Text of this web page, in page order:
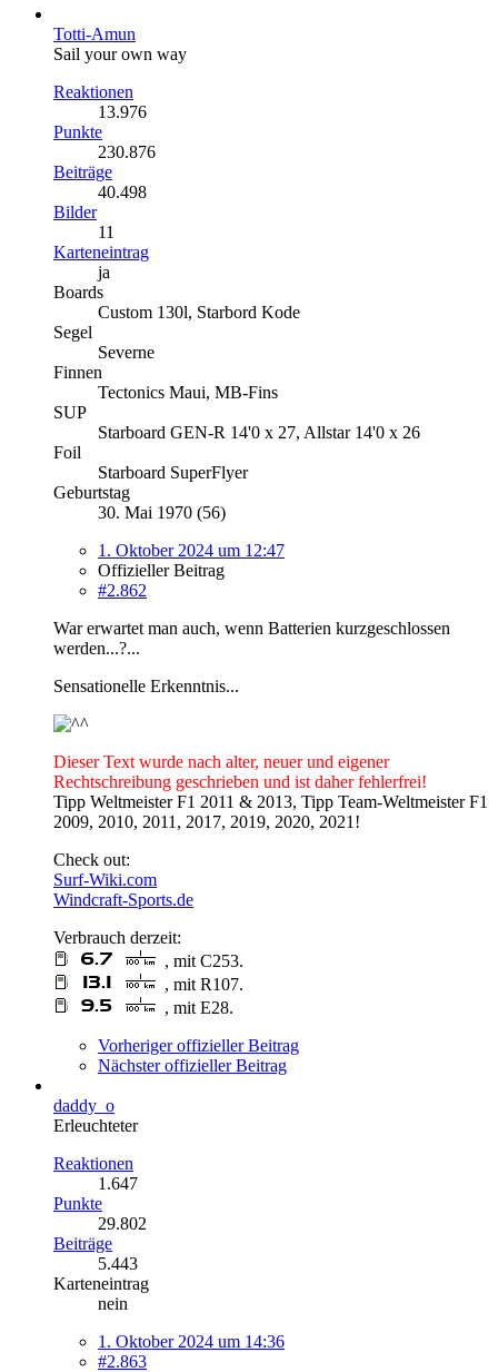
Totti-Amun
Sail your own way
Reaktionen
13.976
Punkte
230.876
Beiträge
40.498
Bilder
11
Karteneintrag
ja
Boards
Custom 130l, Starbord Kode
Segel
Severne
Finnen
Tectonics Maui, MB-Fins
SUP
Starboard GEN-R 14'0 x 27, Allstar 14'0 x 26
Foil
Starboard SuperFlyer
Geburtstag
30. Mai 1970 (56)
1. Oktober 2024 um 12:47
Offizieller Beitrag
#2.862
War erwartet man auch, wenn Batterien kurzgeschlossen
werden...?...
Sensationelle Erkenntnis...
Dieser Text wurde nach alter, neuer und eigener
Rechtschreibung geschrieben und ist daher fehlerfrei!
Tipp Weltmeister F1 2011 & 2013, Tipp Team-Weltmeister F1
2009, 2010, 2011, 2017, 2019, 2020, 2021!
Check out:
Surf-Wiki.com
Windcraft-Sports.de
Verbrauch derzeit:
, mit C253.
, mit R107.
, mit E28.
Vorheriger offizieller Beitrag
Nächster offizieller Beitrag
daddy_o
Erleuchteter
Reaktionen
1.647
Punkte
29.802
Beiträge
5.443
Karteneintrag
nein
1. Oktober 2024 um 14:36
#2.863